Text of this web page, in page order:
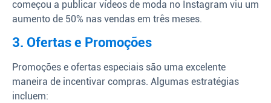
começou a publicar vídeos de moda no Instagram viu um
aumento de 50% nas vendas em três meses.
3. Ofertas e Promoções
Promoções e ofertas especiais são uma excelente
maneira de incentivar compras. Algumas estratégias
incluem: